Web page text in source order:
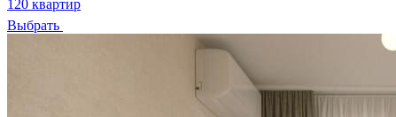
120 квартир
Выбрать